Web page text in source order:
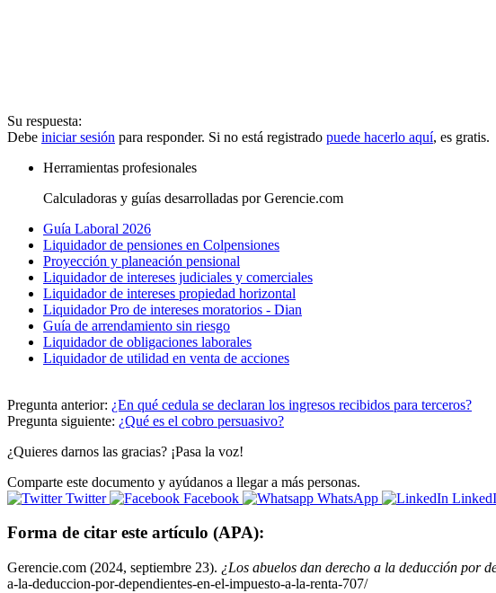
Su respuesta:
Debe iniciar sesión para responder. Si no está registrado puede hacerlo aquí, es gratis.
Herramientas profesionales
Calculadoras y guías desarrolladas por Gerencie.com
Guía Laboral 2026
Liquidador de pensiones en Colpensiones
Proyección y planeación pensional
Liquidador de intereses judiciales y comerciales
Liquidador de intereses propiedad horizontal
Liquidador Pro de intereses moratorios - Dian
Guía de arrendamiento sin riesgo
Liquidador de obligaciones laborales
Liquidador de utilidad en venta de acciones
Pregunta anterior: ¿En qué cedula se declaran los ingresos recibidos para terceros?
Pregunta siguiente: ¿Qué es el cobro persuasivo?
¿Quieres darnos las gracias? ¡Pasa la voz!
Comparte este documento y ayúdanos a llegar a más personas.
Twitter
Facebook WhatsApp
Forma de citar este artículo (APA):
Gerencie.com (2024, septiembre 23). ¿Los abuelos dan derecho a la deducción por
a-la-deduccion-por-dependientes-en-el-impuesto-a-la-renta-707/